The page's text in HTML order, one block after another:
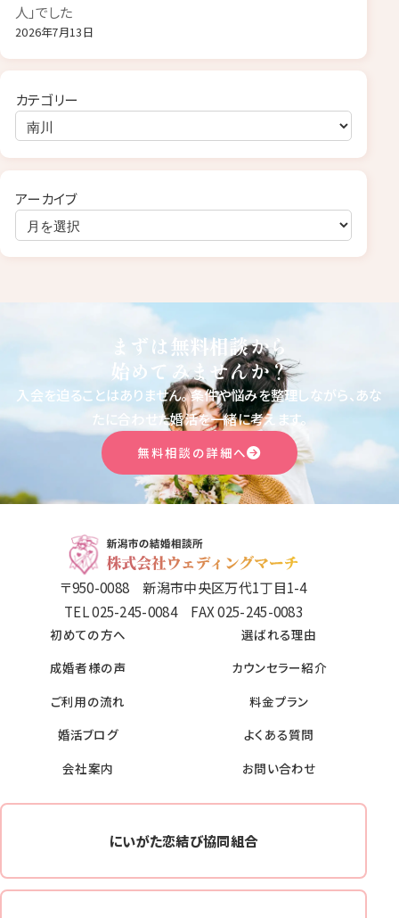
人」でした
2026年7月13日
カテゴリー
アーカイブ
まずは無料相談から
始めてみませんか？
入会を迫ることはありません。条件や悩みを整理しながら、あな
たに合わせた婚活を一緒に考えます。
無料相談の詳細へ
〒950-0088 新潟市中央区万代1丁目1-4
TEL 025-245-0084 FAX 025-245-0083
初めての方へ
選ばれる理由
成婚者様の声
カウンセラー紹介
ご利用の流れ
料金プラン
婚活ブログ
よくある質問
会社案内
お問い合わせ
にいがた恋結び協同組合